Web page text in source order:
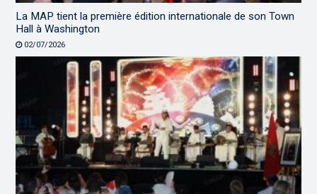
La MAP tient la première édition internationale de son Town
Hall à Washington
02/07/2026